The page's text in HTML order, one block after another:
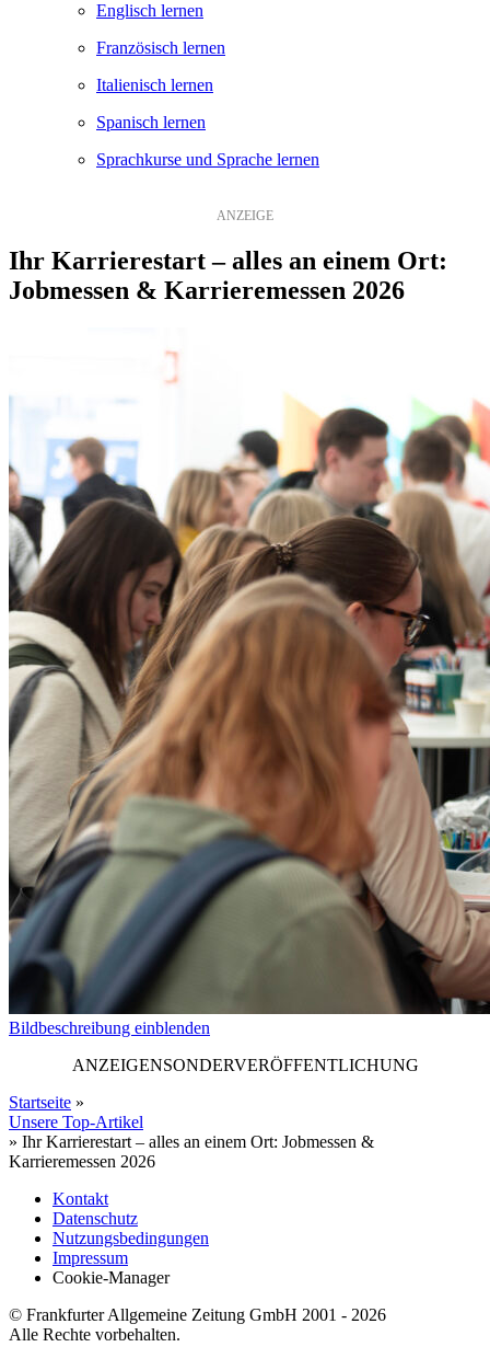
Englisch lernen
Französisch lernen
Italienisch lernen
Spanisch lernen
Sprachkurse und Sprache lernen
Ihr Karrierestart – alles an einem Ort:
Jobmessen & Karrieremessen 2026
Bildbeschreibung einblenden
ANZEIGENSONDERVERÖFFENTLICHUNG
Startseite »
Unsere Top-Artikel
» Ihr Karrierestart – alles an einem Ort: Jobmessen &
Karrieremessen 2026
Kontakt
Datenschutz
Nutzungsbedingungen
Impressum
Cookie-Manager
© Frankfurter Allgemeine Zeitung GmbH 2001 - 2026
Alle Rechte vorbehalten.